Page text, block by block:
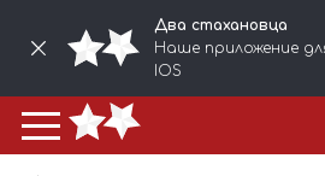
Два стахановца
Наше приложение
IOS